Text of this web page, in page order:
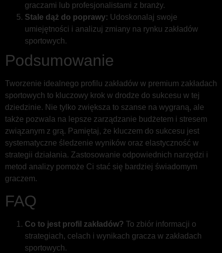
graczami lub profesjonalistami z branży.
Stale dąż do poprawy: Udoskonalaj swoje
umiejętności i analizuj zmiany na rynku zakładów
sportowych.
Podsumowanie
Tworzenie idealnego profilu zakładów w premium zakładach
sportowych to kluczowy krok w drodze do sukcesu w tej
dziedzinie. Nie tylko zwiększa to szanse na wygraną, ale
także pozwala na lepsze zarządzanie budżetem i stresem
związanym z grą. Pamiętaj, że kluczem do sukcesu jest
systematyczne śledzenie wyników oraz elastyczność w
strategii działania. Zastosowanie odpowiednich narzędzi i
metod analizy pomoże Ci stać się bardziej świadomym
graczem.
FAQ
Co to jest profil zakładów? To zbiór informacji o
strategiach, celach i wynikach gracza w zakładach
sportowych.